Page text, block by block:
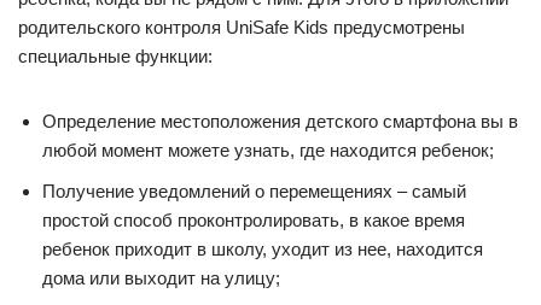
родительского контроля UniSafe Kids предусмотрены
специальные функции:
Определение местоположения детского смартфона вы в
любой момент можете узнать, где находится ребенок;
Получение уведомлений о перемещениях – самый
простой способ проконтролировать, в какое время
ребенок приходит в школу, уходит из нее, находится
дома или выходит на улицу;